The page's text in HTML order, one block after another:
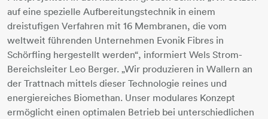
auf eine spezielle Aufbereitungstechnik in einem
dreistufigen Verfahren mit 16 Membranen, die vom
weltweit führenden Unternehmen Evonik Fibres in
Schörfling hergestellt werden“, informiert Wels Strom-
Bereichsleiter Leo Berger. „Wir produzieren in Wallern an
der Trattnach mittels dieser Technologie reines und
energiereiches Biomethan. Unser modulares Konzept
ermöglicht einen optimalen Betrieb bei unterschiedlichen